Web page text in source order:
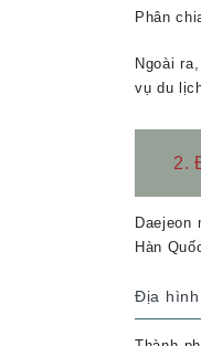
Phân
Ngoài
vụ du
2.
Hàn
Địa hình